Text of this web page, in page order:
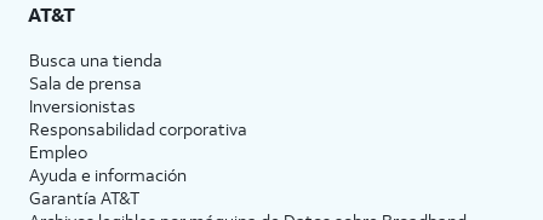
AT&T
Busca una tienda
Sala de prensa
Inversionistas
Responsabilidad corporativa
Empleo
Ayuda e información
Garantía AT&T